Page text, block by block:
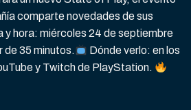
comparte novedades de sus
y hora: miércoles 24 de septiembre
de 35 minutos.
Dónde verlo: en los
y Twitch de PlayStation.